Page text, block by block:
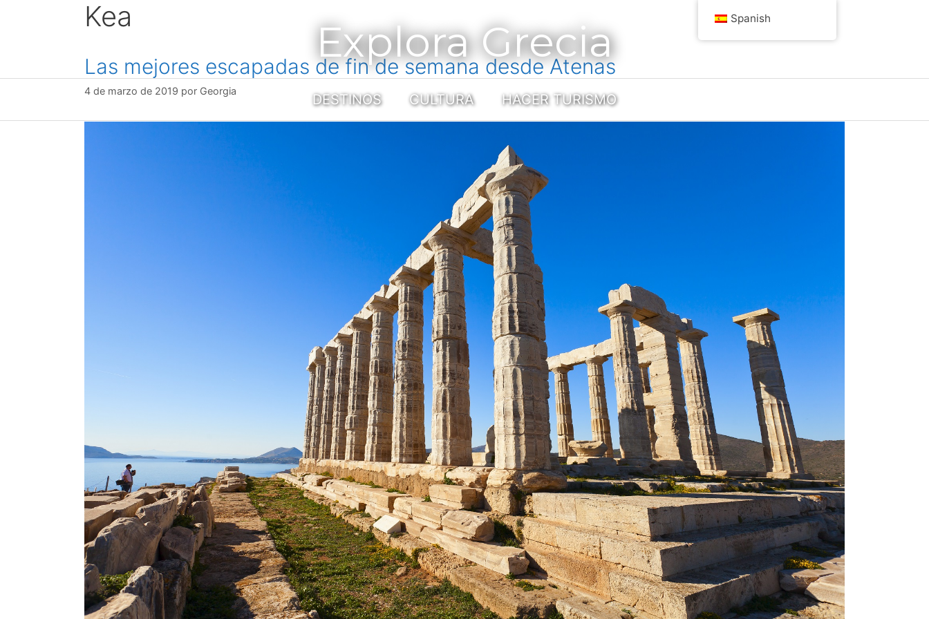
Explora Grecia
DESTINOS CULTURA HACER TURISMO
Kea
Las mejores escapadas de fin de semana desde Atenas
4 de marzo de 2019 por Georgia
Spanish